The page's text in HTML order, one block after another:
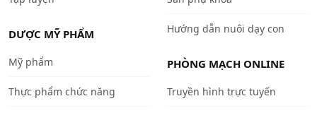
DƯỢC MỸ PHẨM
Mỹ phẩm
Thực phẩm chức năng
Hướng dẫn nuôi dạy con
PHÒNG MẠCH ONLINE
Truyền hình trực tuyến